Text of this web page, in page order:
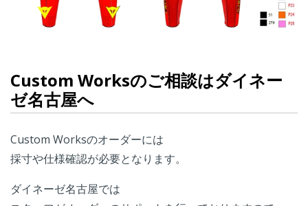
Custom Worksのご相談はダイネー
ゼ名古屋へ
Custom Worksのオーダーには
採寸や仕様確認が必要となります。
ダイネーゼ名古屋では